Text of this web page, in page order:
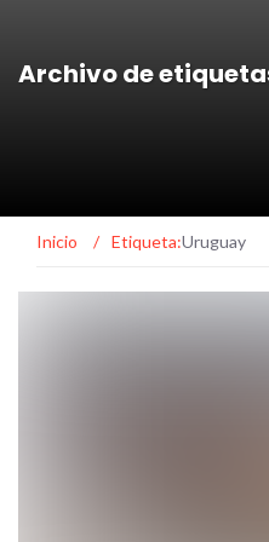
Archivo de
Inicio / Etiqueta:Uruguay